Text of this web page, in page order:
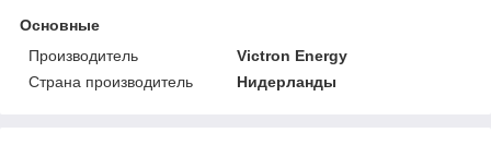
Основные
Производитель
Victron Energy
Страна производитель
Нидерланды